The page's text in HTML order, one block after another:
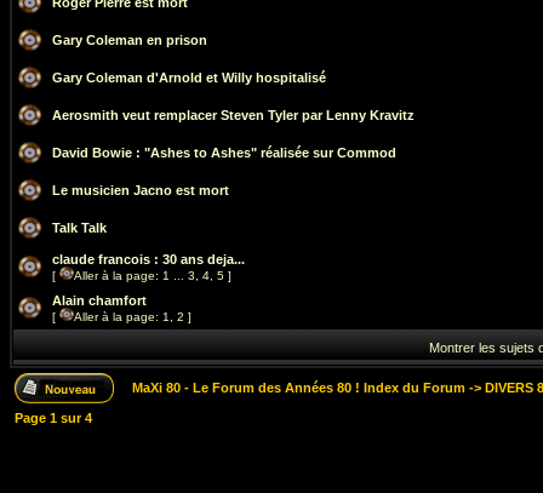
Gary Coleman en prison
Gary Coleman d'Arnold et Willy hospitalisé
Aerosmith veut remplacer Steven Tyler par Lenny Kravitz
David Bowie : "Ashes to Ashes" réalisée sur Commod
Le musicien Jacno est mort
Talk Talk
claude francois : 30 ans deja...
[ Aller à la page: 1 3 4 5 ]
Alain chamfort
[ Aller à la page: 1 2 ]
Montrer les sujets
MaXi 80 - Le Forum des Années 80 ! Index du Forum -> DIVERS
Page 1 sur4